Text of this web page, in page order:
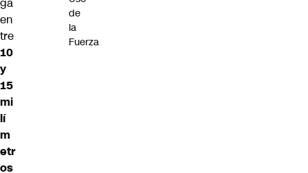
en
tre
10
y
15
mi
lí
m
etr
os
de
la
Fuerza